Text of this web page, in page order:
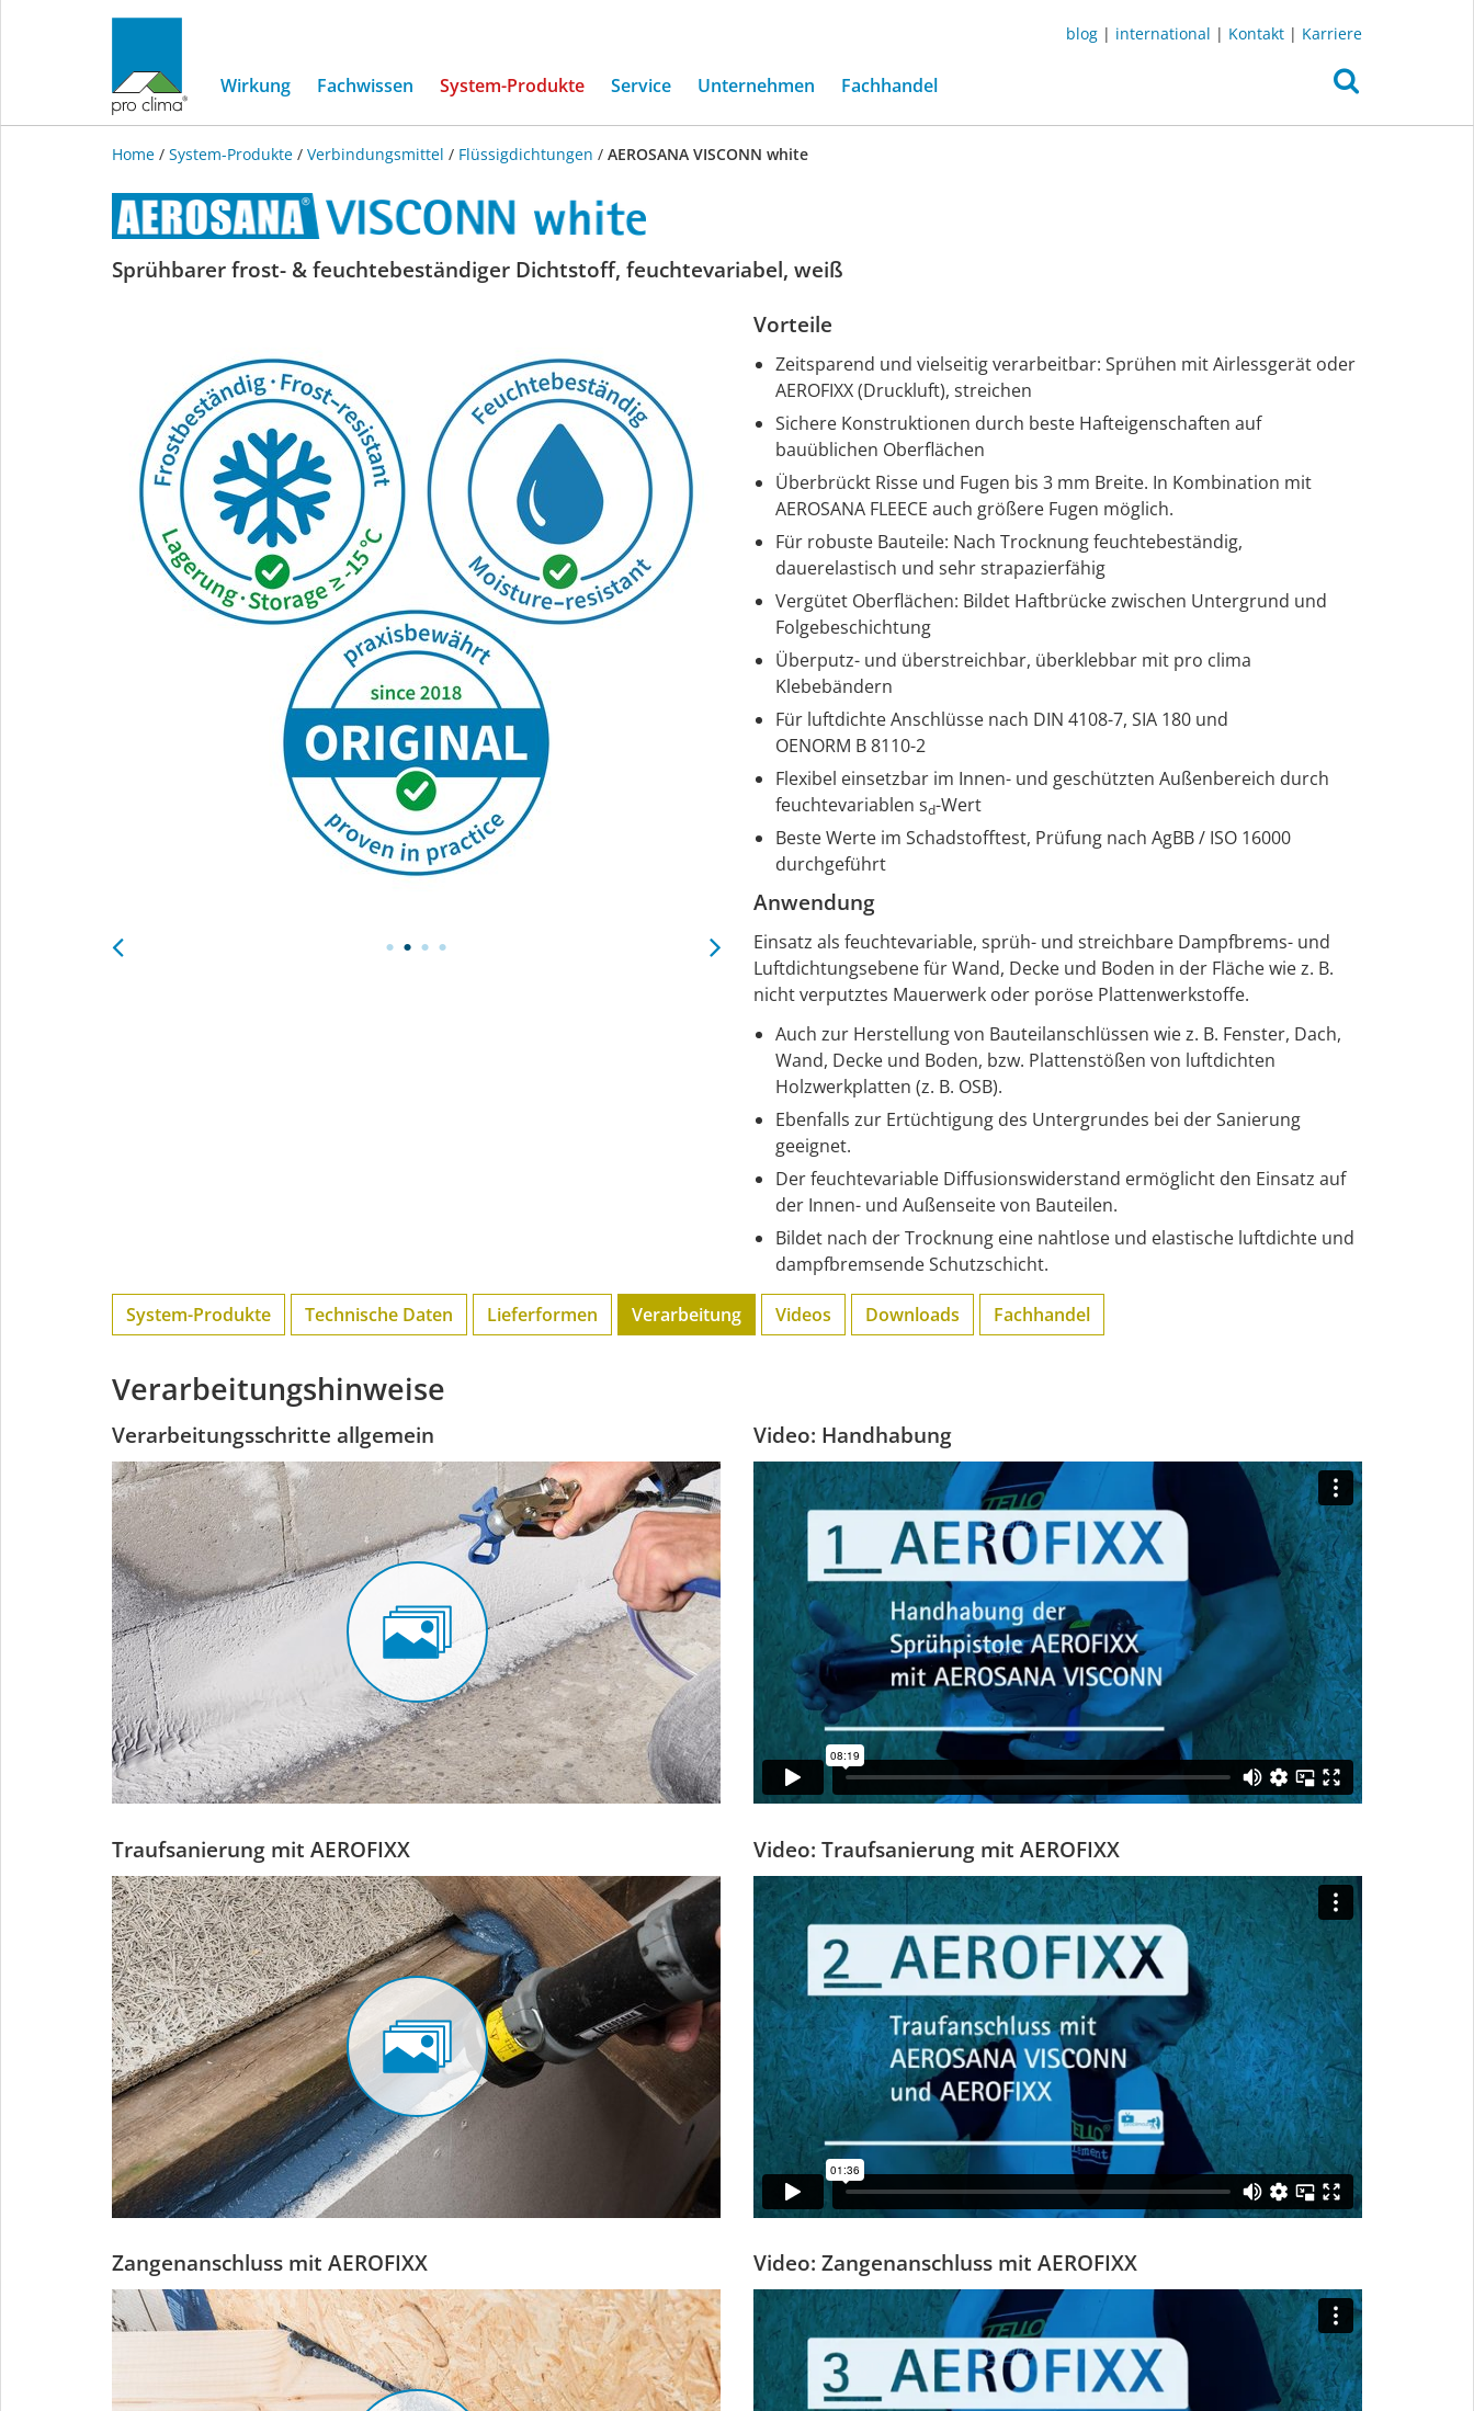
blog | international | Kontakt | Karriere
Wirkung Fachwissen System-Produkte(current)
Service Unternehmen Fachhandel
Home / System-Produkte / Verbindungsmittel / Flüssigdichtungen / AEROSANA VISCONN white
AEROSANA
white
Sprühbarer frost- & feuchtebeständiger Dichtstoff, feuchtevariabel, weiß
Vorteile
Zeitsparend und vielseitig verarbeitbar: Sprühen mit Airlessgerät oder
AEROFIXX (Druckluft), streichen
Sichere Konstruktionen durch beste Hafteigenschaften auf
bauüblichen Oberflächen
Überbrückt Risse und Fugen bis 3 mm Breite. In Kombination mit
AEROSANA FLEECE auch größere Fugen möglich.
Für robuste Bauteile: Nach Trocknung feuchtebeständig,
dauerelastisch und sehr strapazierfähig
Vergütet Oberflächen: Bildet Haftbrücke zwischen Untergrund und
Folgebeschichtung
Überputz- und überstreichbar, überklebbar mit pro clima
Klebebändern
Für luftdichte Anschlüsse nach DIN 4108-7, SIA 180 und
OENORM B 8110-2
Flexibel einsetzbar im Innen- und geschützten Außenbereich durch
feuchtevariablen sd-Wert
Beste Werte im Schadstofftest, Prüfung nach AgBB / ISO 16000
durchgeführt
Anwendung
Einsatz als feuchtevariable, sprüh- und streichbare Dampfbrems- und
Luftdichtungsebene für Wand, Decke und Boden in der Fläche wie z. B.
nicht verputztes Mauerwerk oder poröse Plattenwerkstoffe.
Auch zur Herstellung von Bauteilanschlüssen wie z. B. Fenster, Dach,
Wand, Decke und Boden, bzw. Plattenstößen von luftdichten
Holzwerkplatten (z. B. OSB).
Ebenfalls zur Ertüchtigung des Untergrundes bei der Sanierung
geeignet.
Der feuchtevariable Diffusionswiderstand ermöglicht den Einsatz auf
der Innen- und Außenseite von Bauteilen.
Bildet nach der Trocknung eine nahtlose und elastische luftdichte und
dampfbremsende Schutzschicht.
System-Produkte Technische Daten Lieferformen Verarbeitung Videos Downloads Fachhandel
Verarbeitungshinweise
Verarbeitungsschritte allgemein Video: Handhabung
Traufsanierung mit AEROFIXX Video: Traufsanierung mit AEROFIXX
Zangenanschluss mit AEROFIXX Video: Zangenanschluss mit AEROFIXX